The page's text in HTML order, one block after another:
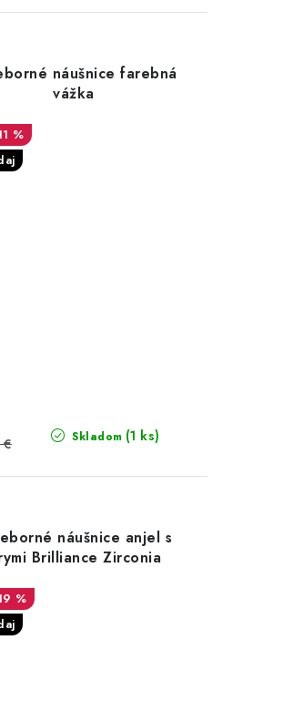
náušnice farebná
vážka
%
Skladom (1 ks)
€
náušnice anjel s
Brilliance Zirconia
%